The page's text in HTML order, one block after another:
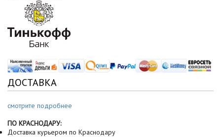
ДОСТАВКА
смотрите подробнее
ПО КРАСНОДАРУ:
Доставка курьером по Краснодару